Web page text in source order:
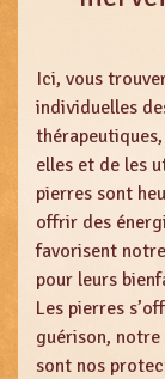
Ici, vous
individuelles
elles et de les
pierres sont
offrir des
favorisent
pour leurs
Les pierres
guérison,
sont nos